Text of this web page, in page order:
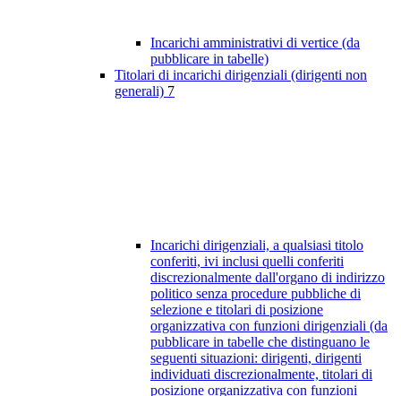
Incarichi amministrativi di vertice (da
pubblicare in tabelle)
Titolari di incarichi dirigenziali (dirigenti non
generali) 7
Incarichi dirigenziali, a qualsiasi titolo
conferiti, ivi inclusi quelli conferiti
discrezionalmente dall'organo di indirizzo
politico senza procedure pubbliche di
selezione e titolari di posizione
organizzativa con funzioni dirigenziali (da
pubblicare in tabelle che distinguano le
seguenti situazioni: dirigenti, dirigenti
individuati discrezionalmente, titolari di
posizione organizzativa con funzioni